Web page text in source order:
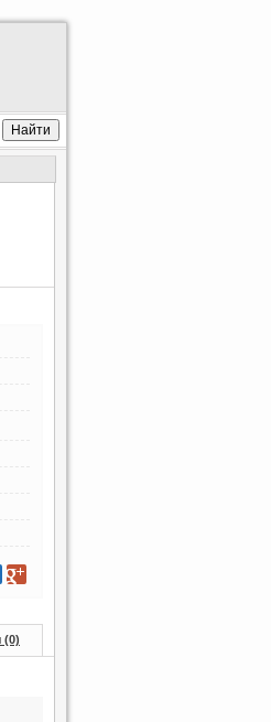
(0)